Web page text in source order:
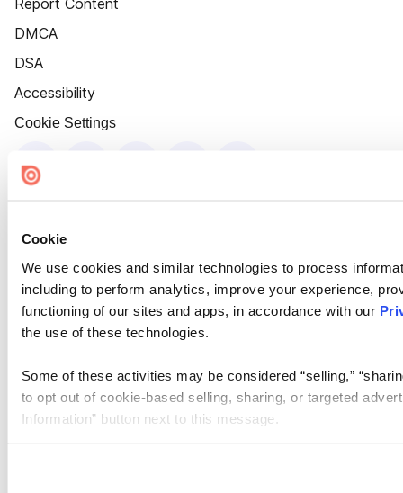
Cookie
We use cookies and similar technologies to process
including to perform analytics, improve your experience,
functioning of our sites and apps, in accordance with our
the use of these technologies.
Some of these activities may be considered “selling,”
to opt out of cookie-based selling, sharing, or targeted
Information” button next to this message.
Report Content
DMCA
DSA
Accessibility
Cookie Settings